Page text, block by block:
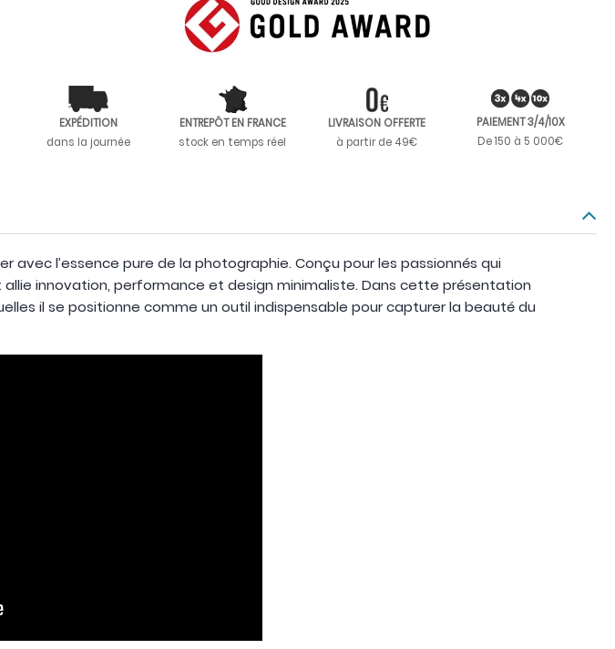
EXPÉDITION
dans la journée
ENTREPÔT EN FRANCE
stock en temps réel
LIVRAISON OFFERTE
à partir de 49€
PAIEMENT 3/4/10X
De 150 à 5 000€
avec l’essence pure de la photographie. Conçu pour les passionnés qui
innovation, performance et design minimaliste. Dans cette présentation
il se positionne comme un outil indispensable pour capturer la beauté du